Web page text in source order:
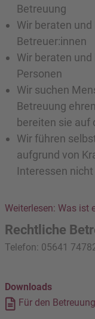
Betreuung
Wir beraten
Betreuer:innen
Wir beraten
Personen
Wir suchen
Betreuung
bereiten sie auf
Wir führen
aufgrund von
Interessen
Weiterlesen: Was ist
Rechtliche
Telefon: 05641
Downloads
Für den